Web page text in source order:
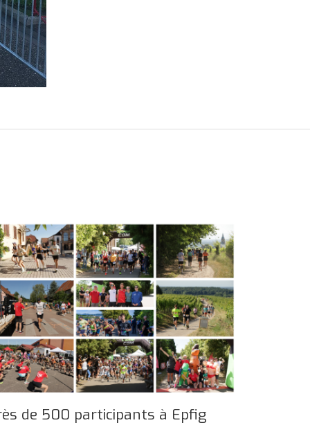
de 500 participants à Epfig